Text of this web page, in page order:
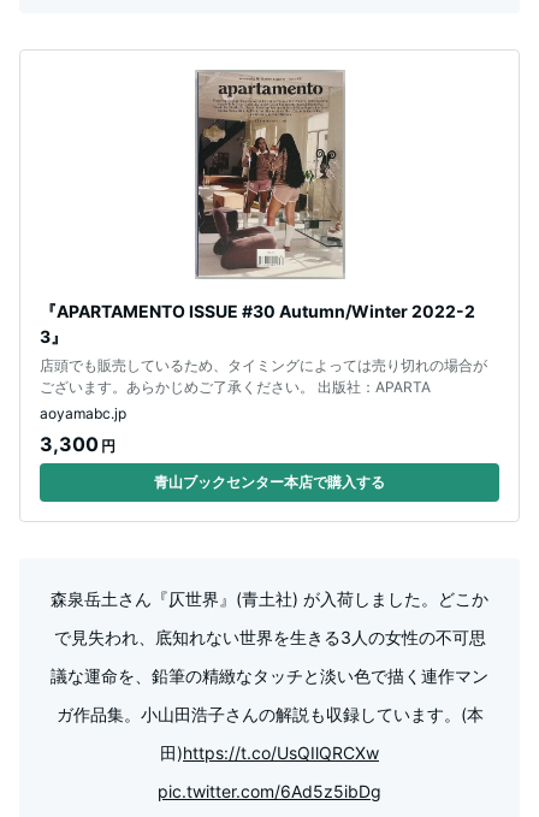
『APARTAMENTO ISSUE #30 Autumn/Winter 2022-2
3』
店頭でも販売しているため、タイミングによっては売り切れの場合が
ございます。あらかじめご了承ください。 出版社：APARTA
aoyamabc.jp
3,300 円
青山ブックセンター本店で購入する
森泉岳土さん『仄世界』(青土社) が入荷しました。どこか
で見失われ、底知れない世界を生きる3人の女性の不可思
議な運命を、鉛筆の精緻なタッチと淡い色で描く連作マン
ガ作品集。小山田浩子さんの解説も収録しています。(本
田)https://t.co/UsQIlQRCXw
pic.twitter.com/6Ad5z5ibDg